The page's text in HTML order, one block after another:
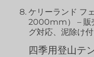
ケリーランド フ
2000mm） – 販
グ対応、泥除け
四季用登山テ